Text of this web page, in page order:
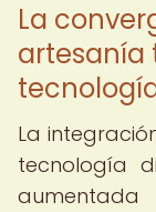
La
artesanía
La
tecnología